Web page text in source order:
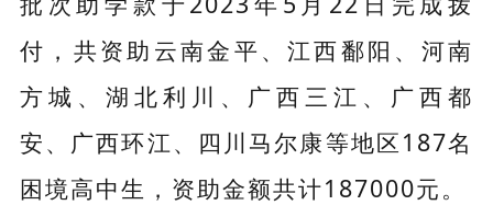
付，共资助云南金平、江西鄱阳、河南
方城、湖北利川、广西三江、广西都
安、广西环江、四川马尔康等地区187名
困境高中生，资助金额共计187000元。